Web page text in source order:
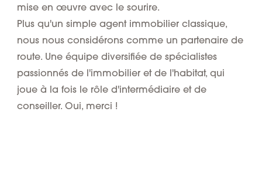
mise en œuvre avec le sourire.
Plus qu'un simple agent immobilier classique,
nous nous considérons comme un partenaire de
route. Une équipe diversifiée de spécialistes
passionnés de l'immobilier et de l'habitat, qui
joue à la fois le rôle d'intermédiaire et de
conseiller. Oui, merci !